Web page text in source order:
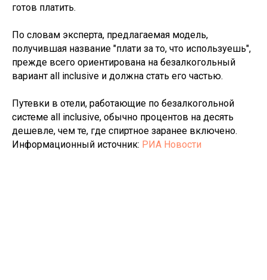
готов платить.
По словам эксперта, предлагаемая модель,
получившая название "плати за то, что используешь",
прежде всего ориентирована на безалкогольный
вариант all inclusive и должна стать его частью.
Путевки в отели, работающие по безалкогольной
системе all inclusive, обычно процентов на десять
дешевле, чем те, где спиртное заранее включено.
Информационный источник: РИА Новости